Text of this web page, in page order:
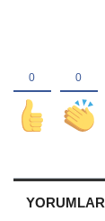
YORUMLAR